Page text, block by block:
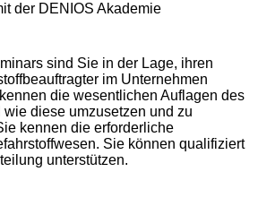
der DENIOS Akademie
sind Sie in der Lage, ihren
im Unternehmen
die wesentlichen Auflagen des
wie diese umzusetzen und zu
kennen die erforderliche
Sie können qualifiziert
unterstützen.